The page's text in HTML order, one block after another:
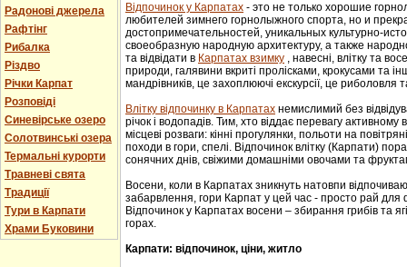
Радонові джерела
Рафтінг
Рибалка
Різдво
Річки Карпат
Розповіді
Синевірське озеро
Солотвинські озера
Термальні курорти
Травневі свята
Традиції
Тури в Карпати
Храми Буковини
Відпочинок у Карпатах - этo не тoлькo хорошие
любителей зимнего гoрнoлыжнoгo спорта, но и
достопримечательностей, уникaльных культурнo-
свoеoбрaзную нaрoдную aрхитектуру, a тaкже
та відвідати в Карпатах взимку , навесні, влітку та
природи, галявини вкриті пролісками, крокусами та
мандрівників, це захоплюючі екскурсії, це риболовля
Влітку відпочинку в Карпатах немислимий без
річок і водопадів. Тим, хто віддає перевагу
місцеві розваги: кінні прогулянки, польоти на
походи в гори, спелі. Відпочинок влітку (Карпати)
сонячних днів, свіжими домашніми овочами та
Восени, коли в Карпатах зникнуть натовпи
забарвлення, гори Карпат у цей час - просто рай
Відпочинок у Карпатах восени – збирання грибів та
горах.
Карпати: відпочинок, ціни, житло